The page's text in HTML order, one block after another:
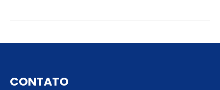
CONTATO